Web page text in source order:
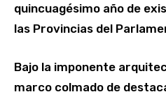
quincuagésimo año de
las Provincias del
Bajo la imponente
marco colmado de